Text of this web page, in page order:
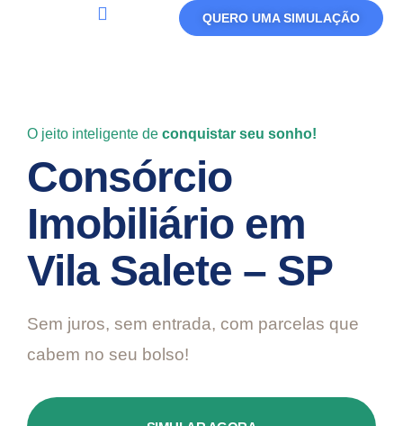
QUERO UMA SIMULAÇÃO
O jeito inteligente de conquistar seu sonho!
Consórcio
Imobiliário em
Vila Salete – SP
Sem juros, sem entrada, com parcelas que
cabem no seu bolso!